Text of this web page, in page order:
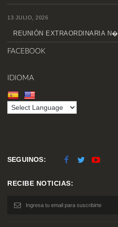
13 JULIO, 2026
REUNIÓN EXTRAORDINARIA
FACEBOOK
IDIOMA
SEGUINOS:
RECIBE NOTICIAS: